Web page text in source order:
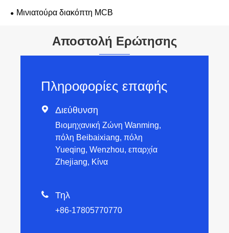
Μινιατούρα διακόπτη MCB
Αποστολή Ερώτησης
Πληροφορίες επαφής
 Διεύθυνση
Βιομηχανική Ζώνη Wanming,
πόλη Beibaixiang, πόλη
Yueqing, Wenzhou, επαρχία
Zhejiang, Κίνα
 Τηλ
+86-17805770770